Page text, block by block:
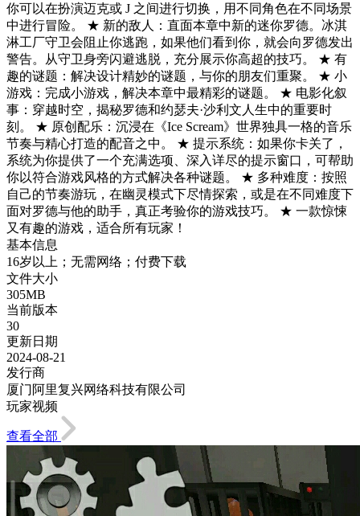
你可以在扮演迈克或 J 之间进行切换，用不同角色在不同场景
中进行冒险。 ★ 新的敌人：直面本章中新的迷你罗德。冰淇
淋工厂守卫会阻止你逃跑，如果他们看到你，就会向罗德发出
警告。从守卫身旁闪避逃脱，充分展示你高超的技巧。 ★ 有
趣的谜题：解决设计精妙的谜题，与你的朋友们重聚。 ★ 小
游戏：完成小游戏，解决本章中最精彩的谜题。 ★ 电影化叙
事：穿越时空，揭秘罗德和约瑟夫·沙利文人生中的重要时
刻。 ★ 原创配乐：沉浸在《Ice Scream》世界独具一格的音乐
节奏与精心打造的配音之中。 ★ 提示系统：如果你卡关了，
系统为你提供了一个充满选项、深入详尽的提示窗口，可帮助
你以符合游戏风格的方式解决各种谜题。 ★ 多种难度：按照
自己的节奏游玩，在幽灵模式下尽情探索，或是在不同难度下
面对罗德与他的助手，真正考验你的游戏技巧。 ★ 一款惊悚
又有趣的游戏，适合所有玩家！
基本信息
16岁以上；无需网络；付费下载
文件大小
305MB
当前版本
30
更新日期
2024-08-21
发行商
厦门阿里复兴网络科技有限公司
玩家视频
查看全部